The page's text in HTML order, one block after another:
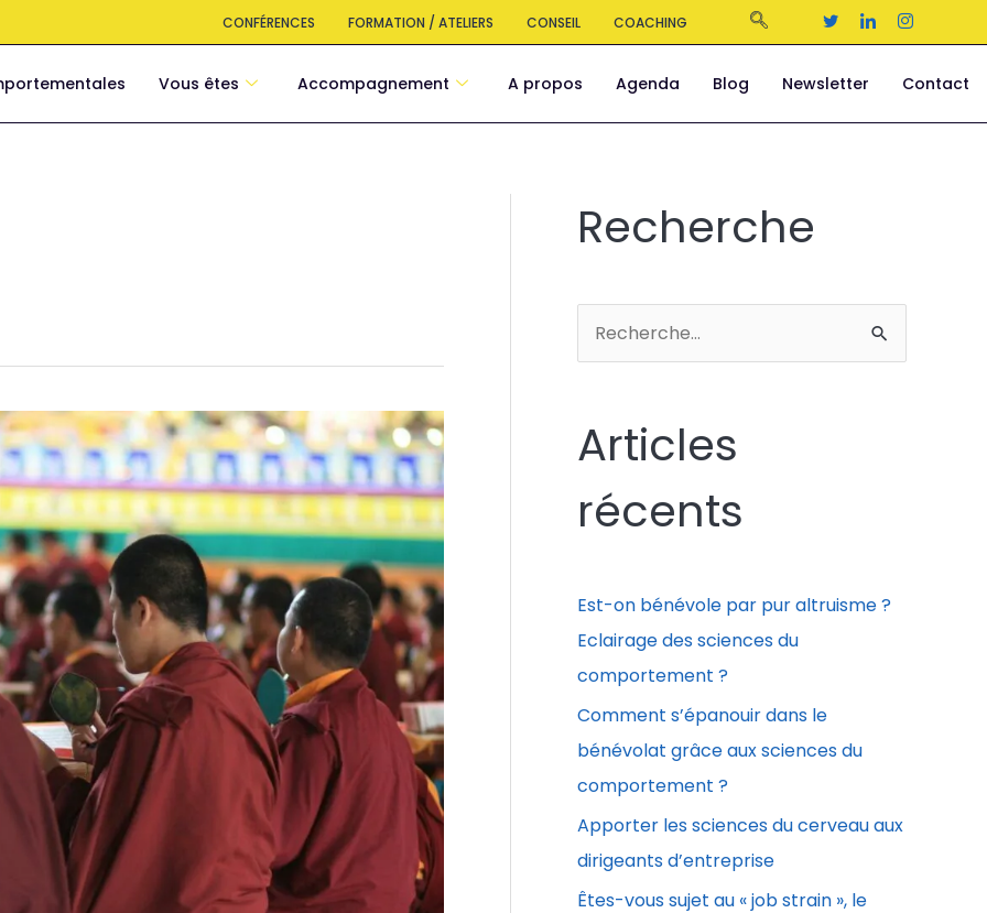
CONFÉRENCES FORMATION / ATELIERS CONSEIL COACHING
Vous êtes Accompagnement A propos Agenda Blog Newsletter Contact
Recherche
h
e
r
:
Articles
récents
Est-on bénévole par pur altruisme ?
Eclairage des sciences du
comportement ?
Comment s’épanouir dans le
bénévolat grâce aux sciences du
comportement ?
Apporter les sciences du cerveau aux
dirigeants d’entreprise
Êtes-vous sujet au « job strain », le